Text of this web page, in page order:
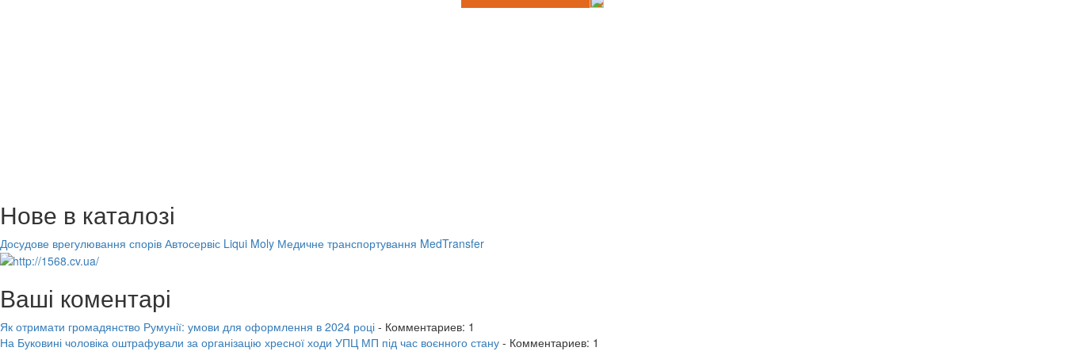
Нове в каталозі
Досудове врегулювання спорів Автосервіс Liqui Moly Медичне транспортування MedTransfer
Ваші коментарі
Як отримати громадянство Румунії: умови для оформлення в 2024 році - Комментариев: 1
На Буковині чоловіка оштрафували за організацію хресної ходи УПЦ МП під час воєнного стану - Комментариев: 1